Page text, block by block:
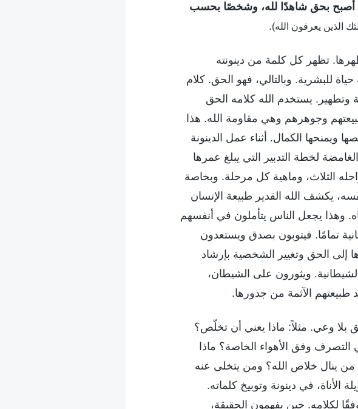
أصبح بحق شاهدًا لله، وشخصًا بحسب
.
تظهر كل كلمة من دينونته
للبشرية. وبالتالي، فهو الحق. كلام
وتطهير. يستخدم الله كلامه الحق
وجوهرهم وهي مقاومة الله. هذا
ويمنحها الكمال. أثناء عمل الدينونة
لخطة التدبير التي يبلغ عمرها
الثلاث، وماهية كل مرحلة. وبخاصة
يكشف الله القدير طبيعة الإنسان
وهذا يجعل الناس يتأملون في أنفسهم
تمامًا. فيتوبون بصدق ويستعدون
إلى الحق وتغيير الشخصية بإرشاد
ويثورون على الشيطان،
طبيعتهم الآثمة من جذورها.
بلا وعي. مثلاً: ماذا يعني أن تخلّص؟
التصرف وفق الأهواء الخاصة؟ ماذا
من ينال خلاص الله؟ ومن يتخلى عنه
الأناة، في دينونة وتوبيخ كلماته.
لكلامه. حين يفهمون الحقيقة،